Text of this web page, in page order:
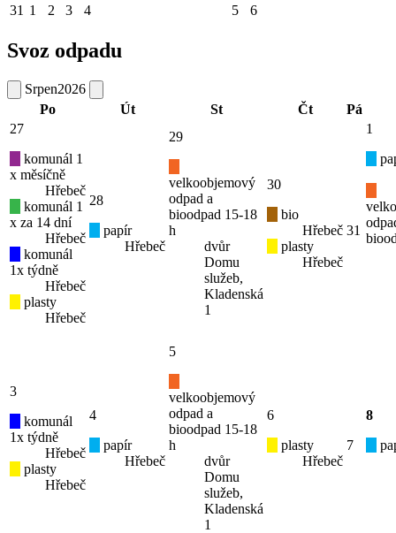
31 1 2 3 4 5 6
Svoz odpadu
Srpen2026
Po
Út St Čt
Pá
27
komunál 1
x měsíčně
Hřebeč
komunál 1
x za 14 dní
Hřebeč
komunál
1x týdně
Hřebeč
plasty
Hřebeč
28
papír
Hřebeč
29
velkoobjemový
odpad a
bioodpad 15-18
h
dvůr
Domu
služeb,
Kladenská
1
30
bio
Hřebeč
plasty
Hřebeč
31
1
3
komunál
1x týdně
Hřebeč
plasty
Hřebeč
4
papír
Hřebeč
5
velkoobjemový
odpad a
bioodpad 15-18
h
dvůr
Domu
služeb,
Kladenská
1
6
plasty
Hřebeč
7
8